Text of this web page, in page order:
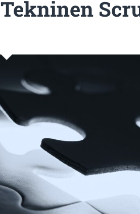
Tekninen